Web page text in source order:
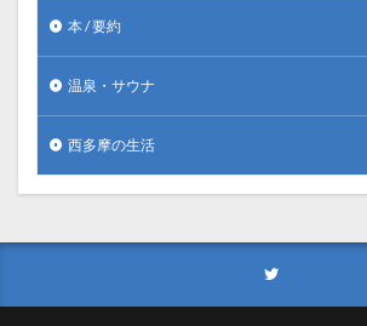
本 / 要約
温泉・サウナ
西多摩の生活